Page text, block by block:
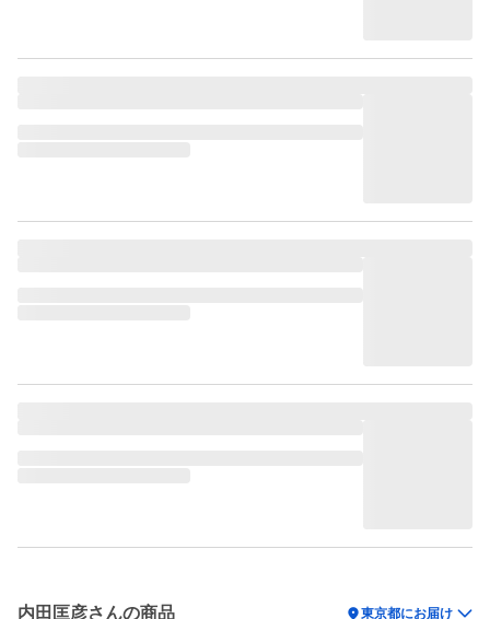
内田匡彦さんの商品 location_on東京都にお届け